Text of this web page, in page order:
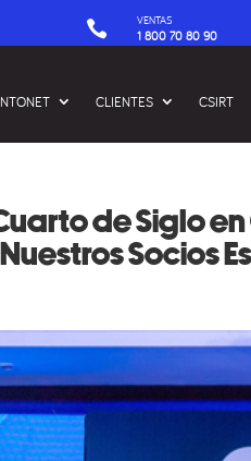
 VENTAS
1 800 70 80 90
CLIENTES CSIRT
de Siglo
Socios